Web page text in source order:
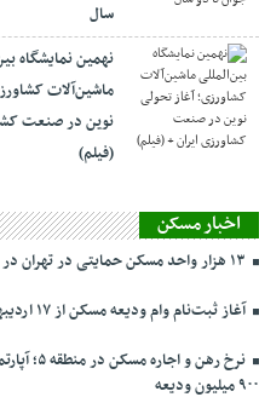
سال
نهمین نمایشگاه
ماشین‌آلات
نوین در صنعت
(فیلم)
اخبار مسکن
آغاز ثبت‌نام وام ودیعه مسکن از ۱۷ اردیبهشت
۹۰۰ میلیون ودیعه